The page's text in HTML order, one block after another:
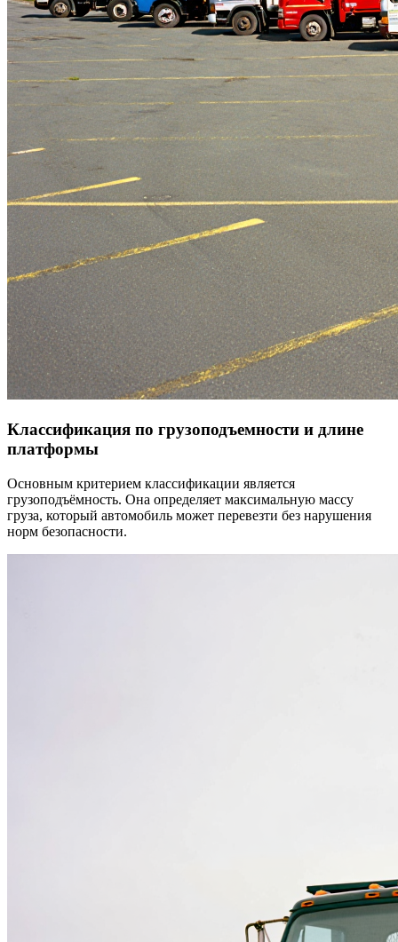
Классификация по грузоподъемности и длине
платформы
Основным критерием классификации является
грузоподъёмность. Она определяет максимальную массу
груза, который автомобиль может перевезти без нарушения
норм безопасности.